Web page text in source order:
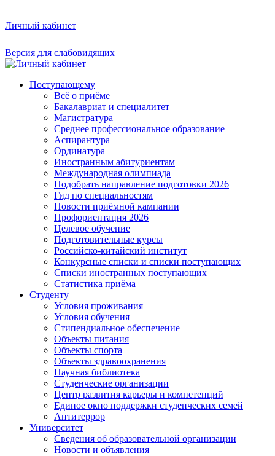
Личный кабинет
Версия для слабовидящих
Поступающему
Всё о приёме
Бакалавриат и специалитет
Магистратура
Среднее профессиональное образование
Аспирантура
Ординатура
Иностранным абитуриентам
Международная олимпиада
Подобрать направление подготовки 2026
Гид по специальностям
Новости приёмной кампании
Профориентация 2026
Целевое обучение
Подготовительные курсы
Российско-китайский институт
Конкурсные списки и списки поступающих
Списки иностранных поступающих
Статистика приёма
Студенту
Условия проживания
Условия обучения
Стипендиальное обеспечение
Объекты питания
Объекты спорта
Объекты здравоохранения
Научная библиотека
Студенческие организации
Центр развития карьеры и компетенций
Единое окно поддержки студенческих семей
Антитеррор
Университет
Сведения об образовательной организации
Новости и объявления